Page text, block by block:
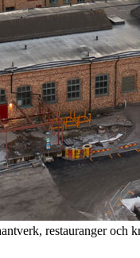
restauranger och